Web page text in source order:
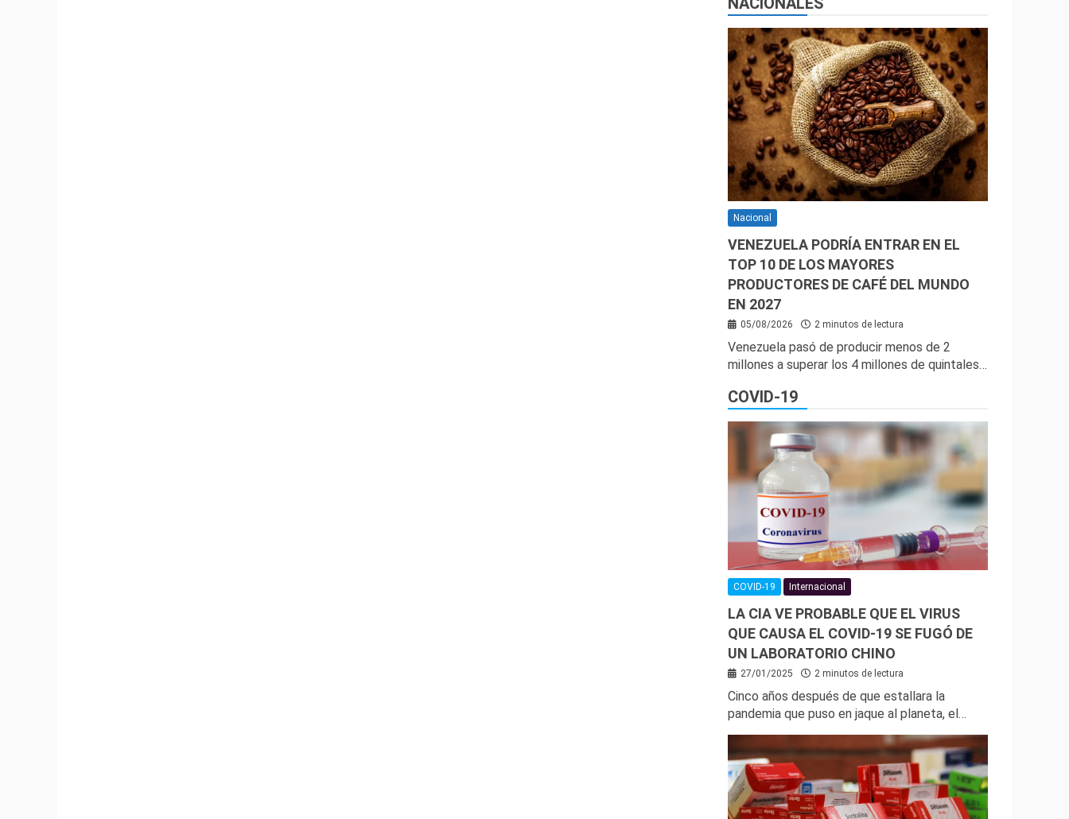
Nacional
VENEZUELA PODRÍA ENTRAR EN EL
TOP 10 DE LOS MAYORES
PRODUCTORES DE CAFÉ DEL MUNDO
EN 2027
05/08/2026 2 minutos de lectura
Venezuela pasó de producir menos de 2
millones a superar los 4 millones de quintales…
COVID-19
COVID-19 Internacional
LA CIA VE PROBABLE QUE EL VIRUS
QUE CAUSA EL COVID-19 SE FUGÓ DE
UN LABORATORIO CHINO
27/01/2025 2 minutos de lectura
Cinco años después de que estallara la
pandemia que puso en jaque al planeta, el…